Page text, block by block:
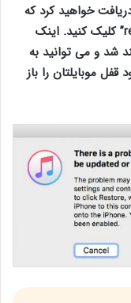
خواهید کرد که
” کلیک کنید. اینک
شد و می توانید به
موبایلتان را باز